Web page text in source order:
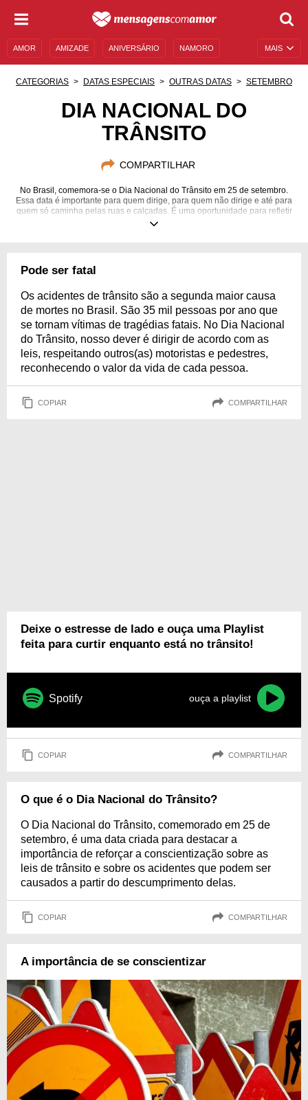
MAIS
AMOR AMIZADE ANIVERSÁRIO NAMORO
MENSAGENS DE ANIVERSÁRIO
CATEGORIAS DATAS ESPECIAIS OUTRAS DATAS SETEMBRO
DIA NACIONAL DO
TRÂNSITO
COMPARTILHAR
No Brasil, comemora-se o Dia Nacional do Trânsito em 25 de setembro.
Essa data é importante para quem dirige, para quem não dirige e até para
quem só caminha pelas ruas e calçadas. É uma oportunidade para refletir
sobre as dificuldades no trânsito, sobre os desafios que precisamos vencer
falando sobre formas alternativas de participar do trânsito da cidade!
Pode ser fatal
Os acidentes de trânsito são a segunda maior causa
de mortes no Brasil. São 35 mil pessoas por ano que
se tornam vítimas de tragédias fatais. No Dia Nacional
do Trânsito, nosso dever é dirigir de acordo com as
leis, respeitando outros(as) motoristas e pedestres,
reconhecendo o valor da vida de cada pessoa.
COPIAR COMPARTILHAR
Deixe o estresse de lado e ouça uma Playlist
feita para curtir enquanto está no trânsito!
Spotify ouça a playlist
COPIAR COMPARTILHAR
O que é o Dia Nacional do Trânsito?
O Dia Nacional do Trânsito, comemorado em 25 de
setembro, é uma data criada para destacar a
importância de reforçar a conscientização sobre as
leis de trânsito e sobre os acidentes que podem ser
causados a partir do descumprimento delas.
COPIAR COMPARTILHAR
A importância de se conscientizar